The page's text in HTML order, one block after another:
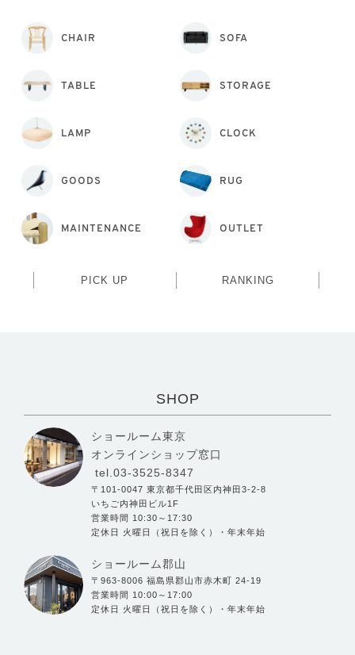
CHAIR SOFA
TABLE STORAGE
LAMP CLOCK
GOODS RUG
MAINTENANCE OUTLET
PICK UP RANKING
SHOP
ショールーム東京
オンラインショップ窓口
tel.03-3525-8347
〒101-0047 東京都千代田区内神田3-2-8
いちご内神田ビル1F
営業時間 10:30～17:30
定休日 火曜日（祝日を除く）・年末年始
ショールーム郡山
〒963-8006 福島県郡山市赤木町 24-19
営業時間 10:00～17:00
定休日 火曜日（祝日を除く）・年末年始